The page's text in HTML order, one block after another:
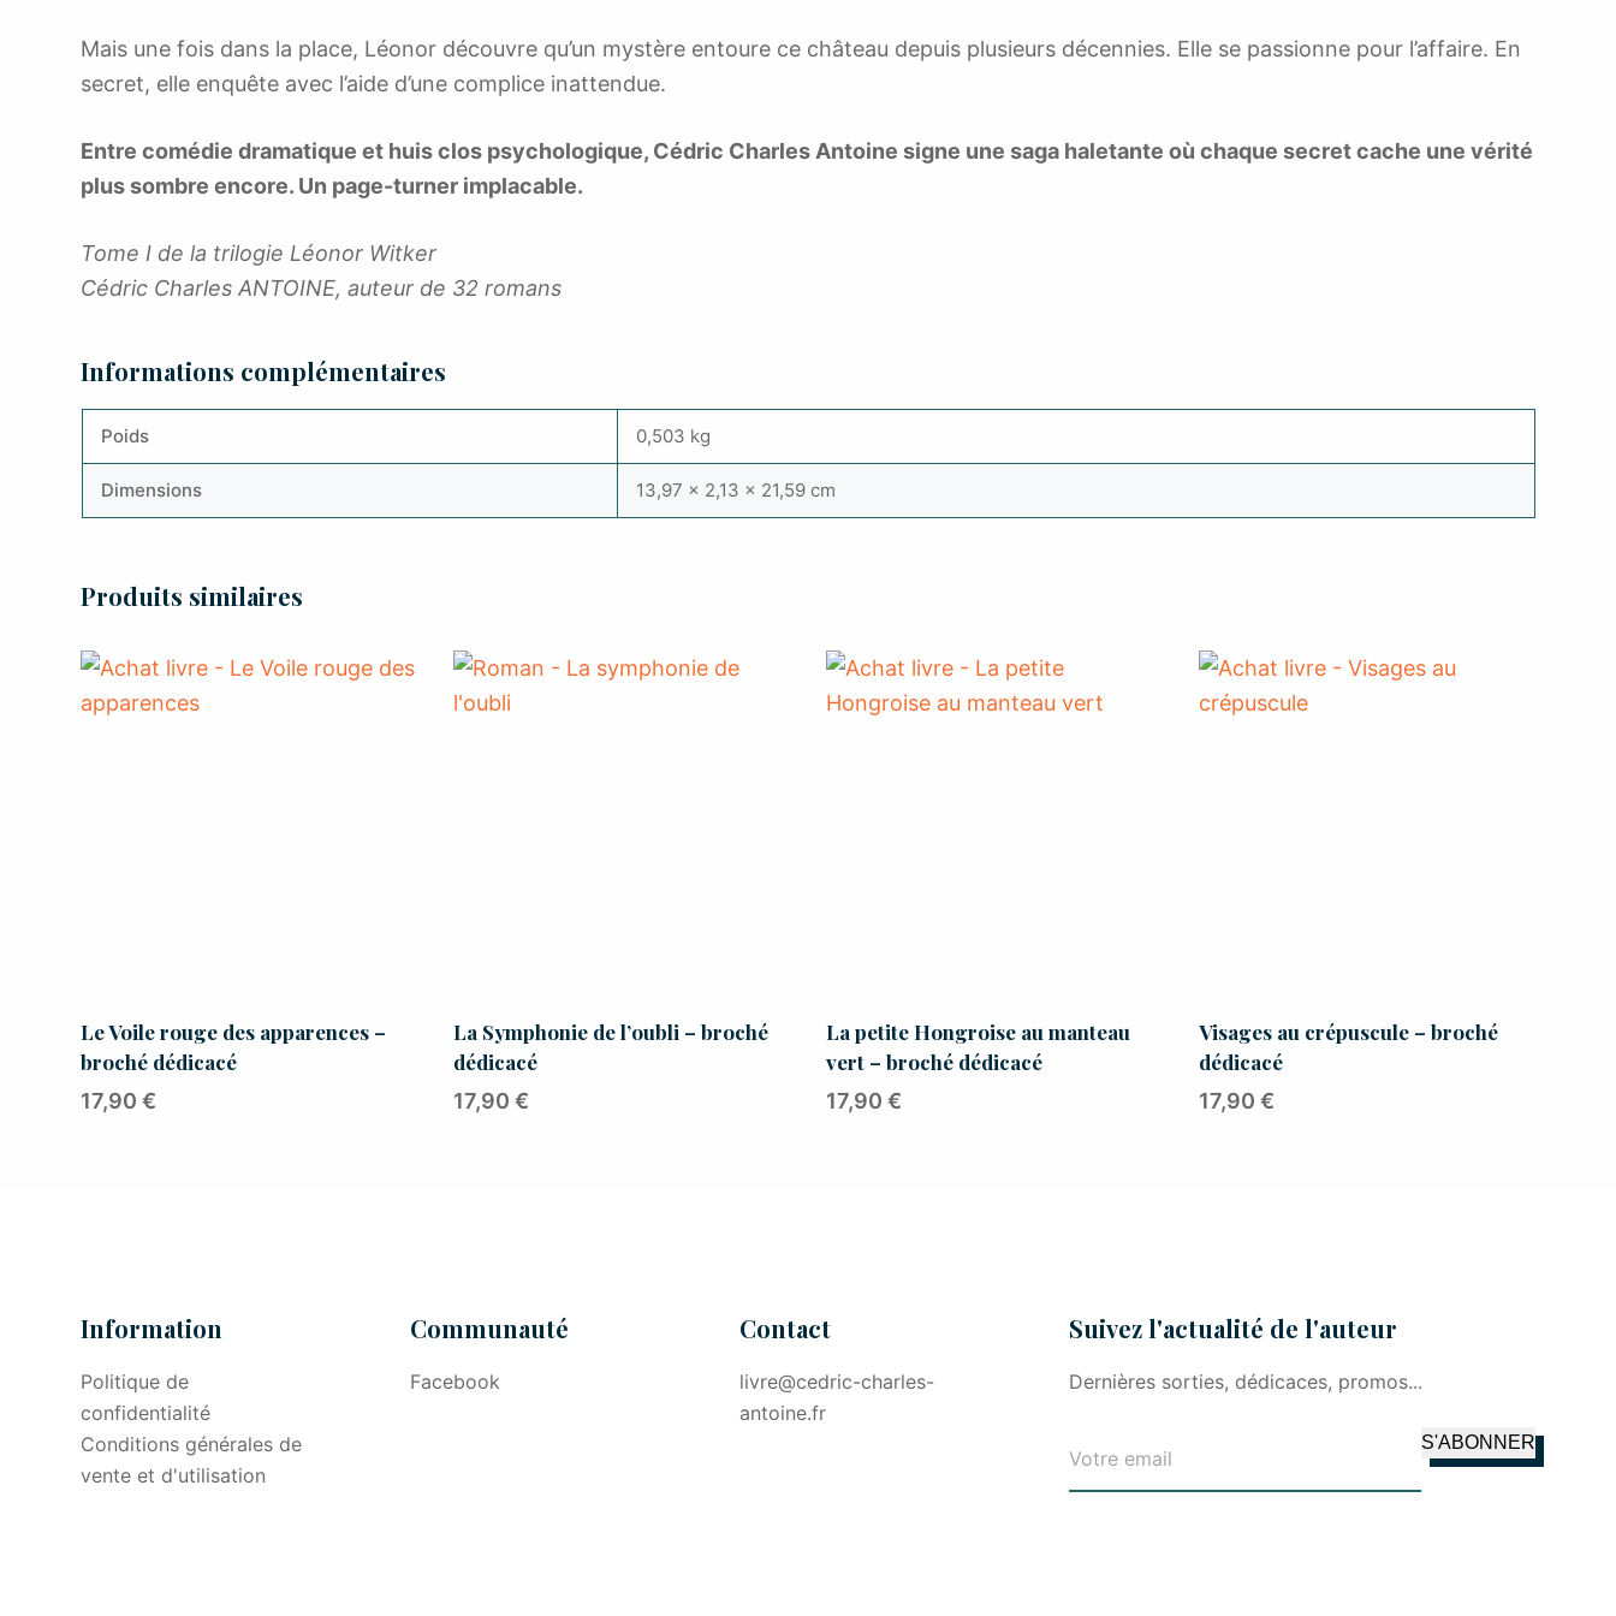
Mais une fois dans la place, Léonor découvre qu’un mystère entoure ce château depuis plusieurs décennies. Elle se passionne pour l’affaire. En
secret, elle enquête avec l’aide d’une complice inattendue.
Entre comédie dramatique et huis clos psychologique, Cédric Charles Antoine signe une saga haletante où chaque secret cache une vérité
plus sombre encore. Un page-turner implacable.
Tome I de la trilogie Léonor Witker
Cédric Charles ANTOINE, auteur de 32 romans
Informations complémentaires
Poids 0,503 kg
Dimensions 13,97 × 2,13 × 21,59 cm
Produits similaires
Le Voile rouge des apparences –
broché dédicacé
17,90€
La Symphonie de l’oubli – broché
dédicacé
17,90€
La petite Hongroise au manteau
vert – broché dédicacé
17,90 €
Visages au crépuscule – broché
dédicacé
17,90 €
Information
Politique de
confidentialité
Conditions générales de
vente et d'utilisation
Communauté
Facebook
Contact
livre@cedric-charles-
antoine.fr
Suivez l'actualité de l'auteur
Dernières sorties, dédicaces, promos...
S'ABONNER